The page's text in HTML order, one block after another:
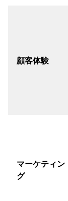
顧客体験
マーケティン
グ